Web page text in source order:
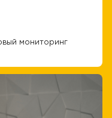
мониторинг